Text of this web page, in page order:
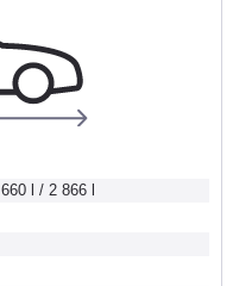
660 l / 2 866 l